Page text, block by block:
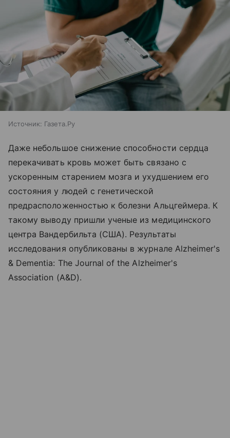
Источник: Газета.Ру
Даже небольшое снижение способности сердца
перекачивать кровь может быть связано с
ускоренным старением мозга и ухудшением его
состояния у людей с генетической
предрасположенностью к болезни Альцгеймера. К
такому выводу пришли ученые из медицинского
центра Вандербильта (США). Результаты
исследования опубликованы в журнале Alzheimer's
& Dementia: The Journal of the Alzheimer's
Association (A&D).